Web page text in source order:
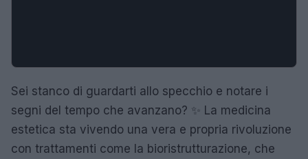
Sei stanco di guardarti allo specchio e notare i
segni del tempo che avanzano? ✨ La medicina
estetica sta vivendo una vera e propria rivoluzione
con trattamenti come la bioristrutturazione, che